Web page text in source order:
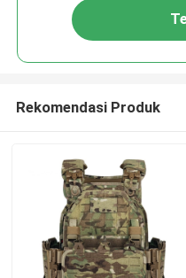
Rekomendasi Produk